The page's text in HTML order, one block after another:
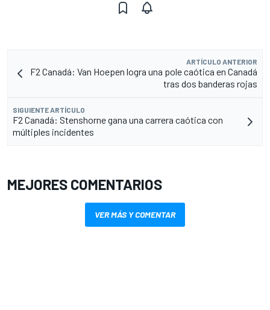
ARTÍCULO ANTERIOR
F2 Canadá: Van Hoepen logra una pole caótica en Canadá
tras dos banderas rojas
SIGUIENTE ARTÍCULO
F2 Canadá: Stenshorne gana una carrera caótica con
múltiples incidentes
MEJORES COMENTARIOS
VER MÁS Y COMENTAR